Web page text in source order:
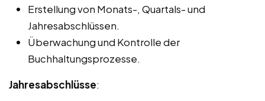
Erstellung von Monats-, Quartals- und
Jahresabschlüssen.
Überwachung und Kontrolle der
Buchhaltungsprozesse.
Jahresabschlüsse: